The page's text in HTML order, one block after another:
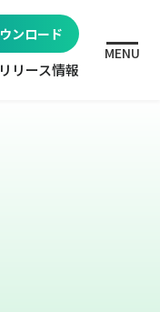
ンロード
検討中の方へ
リリース情報
MENU